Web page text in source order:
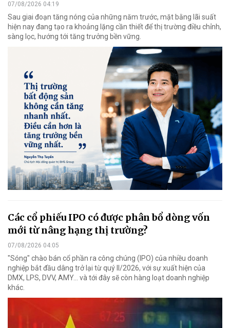
07/08/2026 04:19
Sau giai đoạn tăng nóng của những năm trước, mặt bằng lãi suất
hiện nay đang tạo ra khoảng lặng cần thiết để thị trường điều chỉnh,
sàng lọc, hướng tới tăng trưởng bền vững.
Các cổ phiếu IPO có được phân bổ dòng vốn
mới từ nâng hạng thị trường?
07/08/2026 04:05
"Sóng" chào bán cổ phần ra công chúng (IPO) của nhiều doanh
nghiệp bắt đầu dâng trở lại từ quý II/2026, với sự xuất hiện của
DMX, LPS, DVV, AMY... và tới đây sẽ còn hàng loạt doanh nghiệp
khác.